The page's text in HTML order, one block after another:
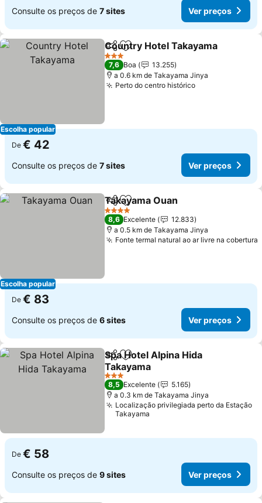
Consulte os preços de 7 sites Ver preços
Escolha popular
PartilharAdicionar aos favoritos
Country Hotel Takayama
3 Estrelas
7,6 Boa
13.255
a 0.6 km de Takayama Jinya
Perto do centro históricoVer preços
De € 42
Consulte os preços de 7 sites Ver preços
Escolha popular
PartilharAdicionar aos favoritos
Takayama Ouan
4 Estrelas
8,6 Excelente
12.833
a 0.5 km de Takayama Jinya
Fonte termal natural ao ar livre na cobertura
De € 83
Consulte os preços de 6 sites Ver preços
PartilharAdicionar aos favoritos
Spa Hotel Alpina Hida
Takayama
Ver preços
3 Estrelas
8,5 Excelente
5.165
a 0.3 km de Takayama Jinya
Localização privilegiada perto da Estação
Takayama
De € 58
Consulte os preços de 9 sites Ver preços